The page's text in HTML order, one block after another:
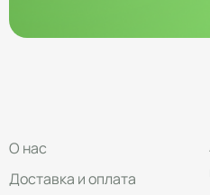
О нас
Доставка и оплата